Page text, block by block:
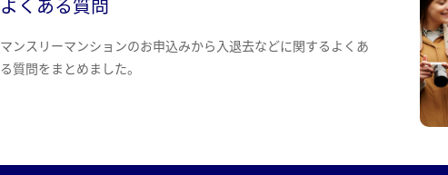
よくある質問
マンスリーマンションのお申込みから入退去などに関するよくあ
る質問をまとめました。